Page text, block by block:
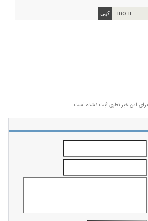
ino.ir
برای این خبر نظری ثبت نشده است